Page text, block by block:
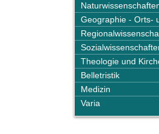
Geographie - Orts-
Theologie und
Belletristik
Medizin
Varia